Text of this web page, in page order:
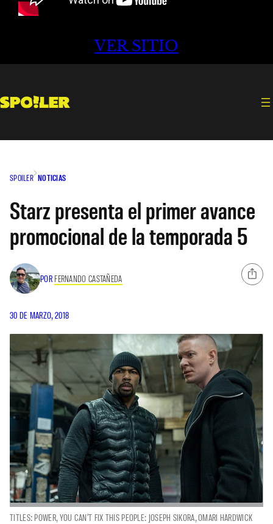
VER SITIO
SPOILER NOTICIAS
Starz presenta el primer avance
promocional de la temporada 5
POR FERNANDO CASTAÑEDA
30 DE MARZO, 2018
TITLES: POWER, YOU CAN'T FIX THIS PEOPLE: JOSEPH SIKORA, OMARI HARDWICK